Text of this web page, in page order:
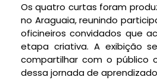
Os quatro curtas foram
no Araguaia, reunindo
oficineiros convidados que
etapa criativa. A exibição
compartilhar com o público
dessa jornada de